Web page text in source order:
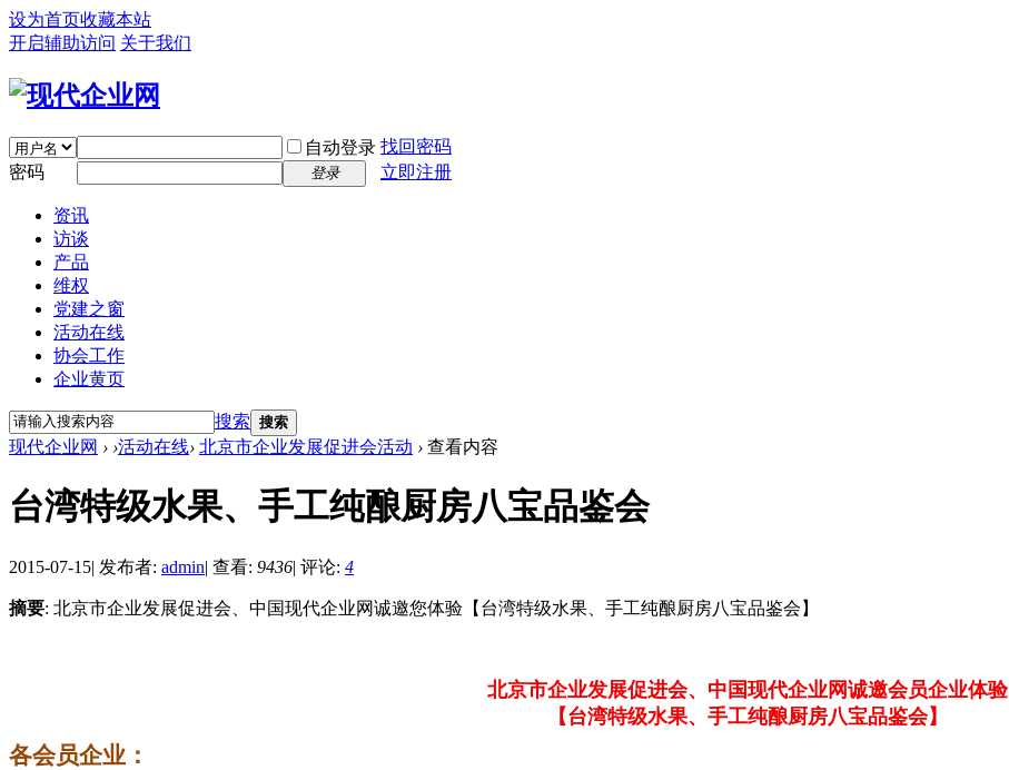
设为首页收藏本站
开启辅助访问 关于我们
自动登录 找回密码
密码
登录 立即注册
资讯
访谈
产品
维权
党建之窗
活动在线
协会工作
企业黄页
搜索 搜索
现代企业网 › ›活动在线› 北京市企业发展促进会活动 › 查看内容
台湾特级水果、手工纯酿厨房八宝品鉴会
2015-07-15| 发布者: admin| 查看: 9436| 评论: 4
摘要: 北京市企业发展促进会、中国现代企业网诚邀您体验【台湾特级水果、手工纯酿厨房八宝品鉴会】
北京市企业发展促进会、中国现代企业网诚邀会员企业体验
【台湾特级水果、手工纯酿厨房八宝品鉴会】
各会员企业：